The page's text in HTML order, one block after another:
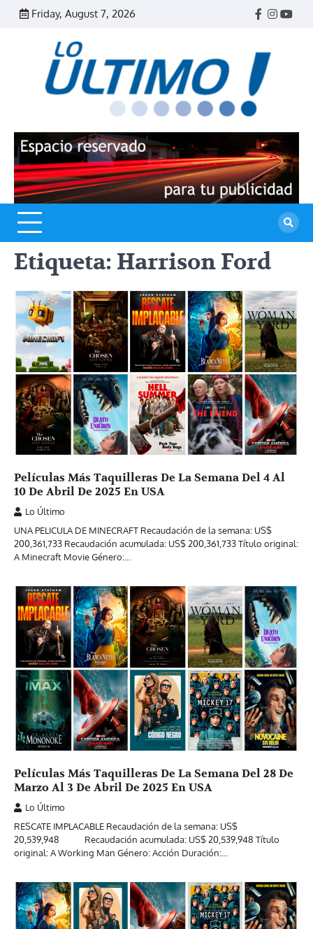
Skip
Friday, August 7, 2026
Facebook
Etiqueta: Harrison Ford
Películas Más Taquilleras De La Semana Del 4 Al
10 De Abril De 2025 En USA
Lo Último
UNA PELICULA DE MINECRAFT Recaudación de la semana: US$
200,361,733 Recaudación acumulada: US$ 200,361,733 Título original:
A Minecraft Movie Género:…
Películas Más Taquilleras De La Semana Del 28 De
Marzo Al 3 De Abril De 2025 En USA
Lo Último
RESCATE IMPLACABLE Recaudación de la semana: US$
20,539,948 Recaudación acumulada: US$ 20,539,948 Título
original: A Working Man Género: Acción Duración:…